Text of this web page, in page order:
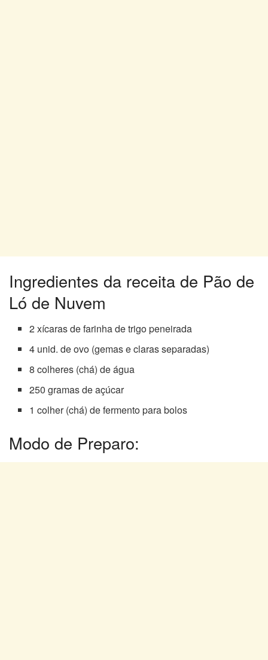
Ingredientes da receita de Pão de
Ló de Nuvem
2 xícaras de farinha de trigo peneirada
4 unid. de ovo (gemas e claras separadas)
8 colheres (chá) de água
250 gramas de açúcar
1 colher (chá) de fermento para bolos
Modo de Preparo: